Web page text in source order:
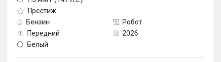
Престиж
Бензин
Робот
Передний
2026
Белый